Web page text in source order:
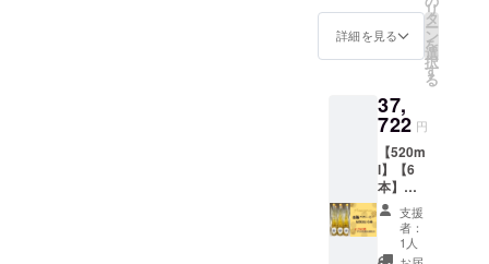
水：天
母：日
本酒の
わい：
Honey
meeに
より味
に広が
りが出
て、米
麹の旨
味が加
北海道
産菩提
酵母：
日本酒
の酵母
味わ
い：ラ
イチや
シャイ
ンマス
カット
本独自
の美味
がりま
した。
〈Hone
y
mee〉
〈金箔
Honey
mee〉
蜂蜜：
と、3種
からお
き、4本
セット
をお届
け致し
ます。*
＊。・
無着
色、無
香料、
75ml〉
を6本お
届けい
たしま
*・ 無着
色、無
香料、
酸化防
止剤不
使用。
素材を
生か
し、日
本独自
詳細を見る
リ
タ
ー
ン
を
選
択
す
る
37,
722 円
【520m
l】【6
本】
【金
箔】
【送料
込み】
支援
者：
1人